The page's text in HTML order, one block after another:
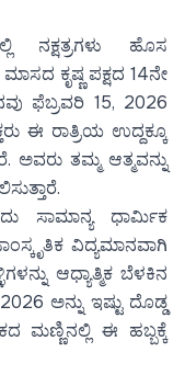
ನಕ್ಷತ್ರಗಳು ಹೊಸ
ಕೃಷ್ಣ ಪಕ್ಷದ 14ನೇ
ಫೆಬ್ರವರಿ 15, 2026
ಈ ರಾತ್ರಿಯ ಉದ್ದಕ್ಕೂ
ಅವರು ತಮ್ಮ ಆತ್ಮವನ್ನು
ಸಾಮಾನ್ಯ ಧಾರ್ಮಿಕ
ವಿದ್ಯಮಾನವಾಗಿ
ಆಧ್ಯಾತ್ಮಿಕ ಬೆಳಕಿನ
ಅನ್ನು ಇಷ್ಟು ದೊಡ್ಡ
ಮಣ್ಣಿನಲ್ಲಿ ಈ ಹಬ್ಬಕ್ಕೆ